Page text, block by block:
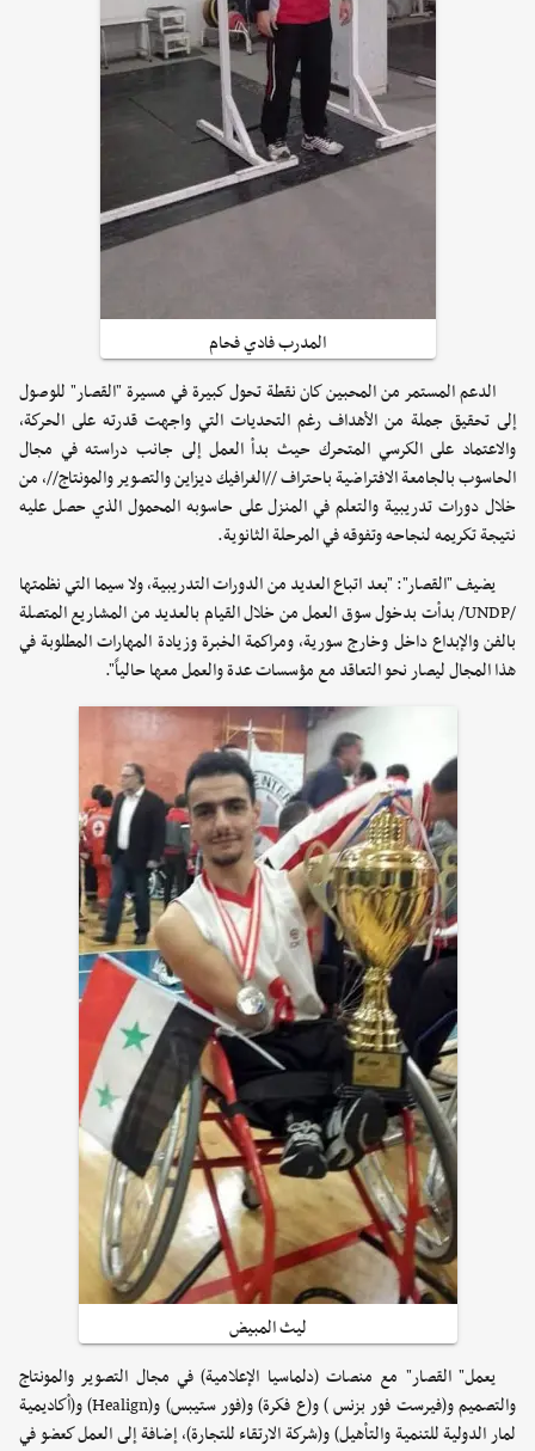
المدرب فادي فحام
الدعم المستمر من المحبين كان نقطة تحول كبيرة في مسيرة "القصار" للوصول
إلى تحقيق جملة من الأهداف رغم التحديات التي واجهت قدرته على الحركة،
والاعتماد على الكرسي المتحرك حيث بدأ العمل إلى جانب دراسته في مجال
الحاسوب بالجامعة الافتراضية باحتراف //الغرافيك ديزاين والتصوير والمونتاج//، من
خلال دورات تدريبية والتعلم في المنزل على حاسوبه المحمول الذي حصل عليه
نتيجة تكريمه لنجاحه وتفوقه في المرحلة الثانوية.
يضيف "القصار": "بعد اتباع العديد من الدورات التدريبية، ولا سيما التي نظمتها
/UNDP/ بدأت بدخول سوق العمل من خلال القيام بالعديد من المشاريع المتصلة
بالفن والإبداع داخل وخارج سورية، ومراكمة الخبرة وزيادة المهارات المطلوبة في
هذا المجال ليصار نحو التعاقد مع مؤسسات عدة والعمل معها حالياً".
ليث المبيض
يعمل" القصار" مع منصات (دلماسيا الإعلامية) في مجال التصوير والمونتاج
والتصميم و(فيرست فور بزنس ) و(ع فكرة) و(فور ستيبس) و(Healign) و(أكاديمية
لمار الدولية للتنمية والتأهيل) و(شركة الارتقاء للتجارة)، إضافة إلى العمل كعضو في